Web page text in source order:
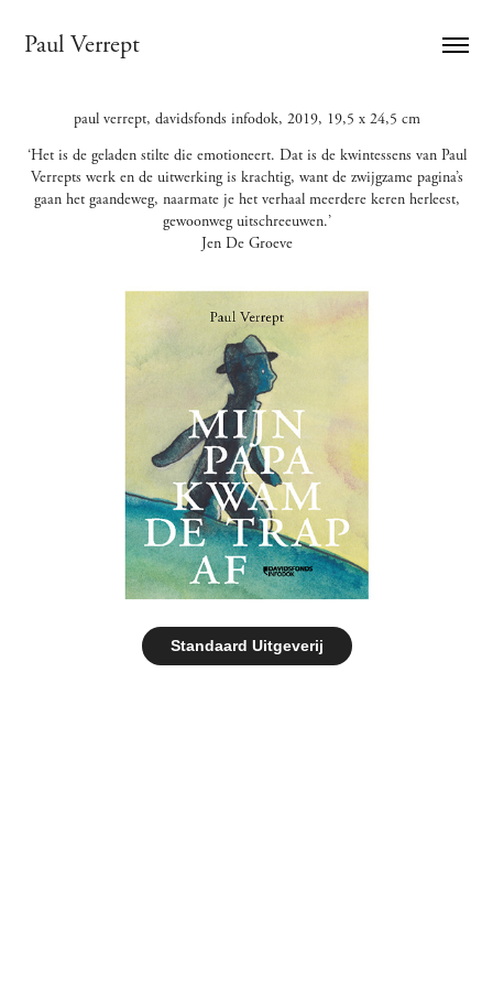
Paul Verrept
paul verrept, davidsfonds infodok, 2019, 19,5 x 24,5 cm
‘Het is de geladen stilte die emotioneert. Dat is de kwintessens van Paul
Verrepts werk en de uitwerking is krachtig, want de zwijgzame pagina’s
gaan het gaandeweg, naarmate je het verhaal meerdere keren herleest,
gewoonweg uitschreeuwen.’
Jen De Groeve
Standaard Uitgeverij